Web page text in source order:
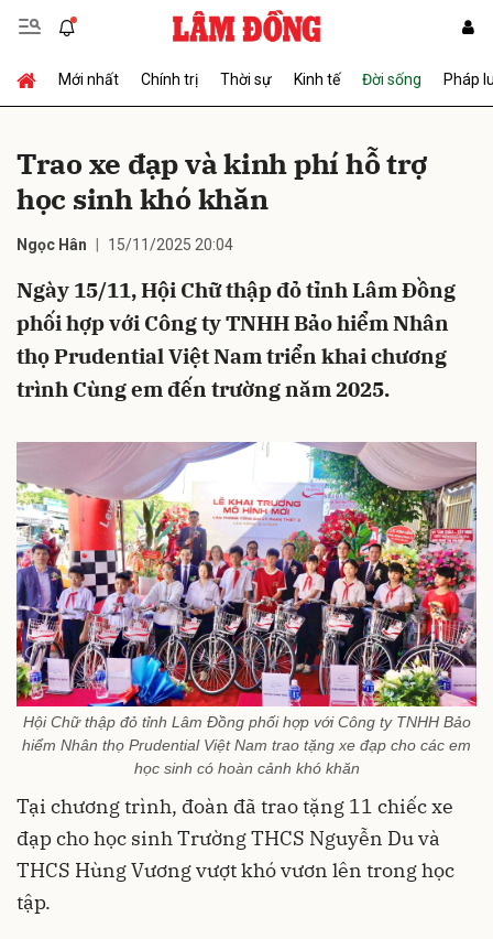
Mới nhất Chính trị Thời sự Kinh tế Đời sống Pháp
Trao xe đạp và kinh phí hỗ trợ
học sinh khó khăn
Ngọc Hân 15/11/2025 20:04
Ngày 15/11, Hội Chữ thập đỏ tỉnh Lâm Đồng
phối hợp với Công ty TNHH Bảo hiểm Nhân
thọ Prudential Việt Nam triển khai chương
trình Cùng em đến trường năm 2025.
Hội Chữ thập đỏ tỉnh Lâm Đồng phối hợp với Công ty TNHH Bảo
hiểm Nhân thọ Prudential Việt Nam trao tặng xe đạp cho các em
học sinh có hoàn cảnh khó khăn
Tại chương trình, đoàn đã trao tặng 11 chiếc xe
đạp cho học sinh Trường THCS Nguyễn Du và
THCS Hùng Vương vượt khó vươn lên trong học
tập.
Gửi bình luận
Hủy Gửi